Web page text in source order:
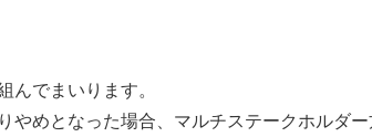
でまいります。
めとなった場合、マルチステークホルダ